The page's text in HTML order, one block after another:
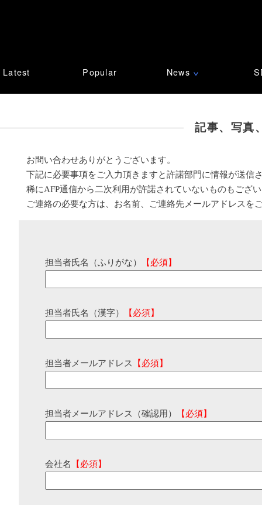
Latest Popular News ∨
記事、写真
お問い合わせありがとうございます。
下記に必要事項をご入力頂きますと許諾部門に情報が送信
稀にAFP通信から二次利用が許諾されていないものもござ
ご連絡の必要な方は、お名前、ご連絡先メールアドレスを
担当者氏名（ふりがな） 【必須】
担当者氏名（漢字） 【必須】
担当者メールアドレス 【必須】
担当者メールアドレス（確認用） 【必須】
会社名 【必須】